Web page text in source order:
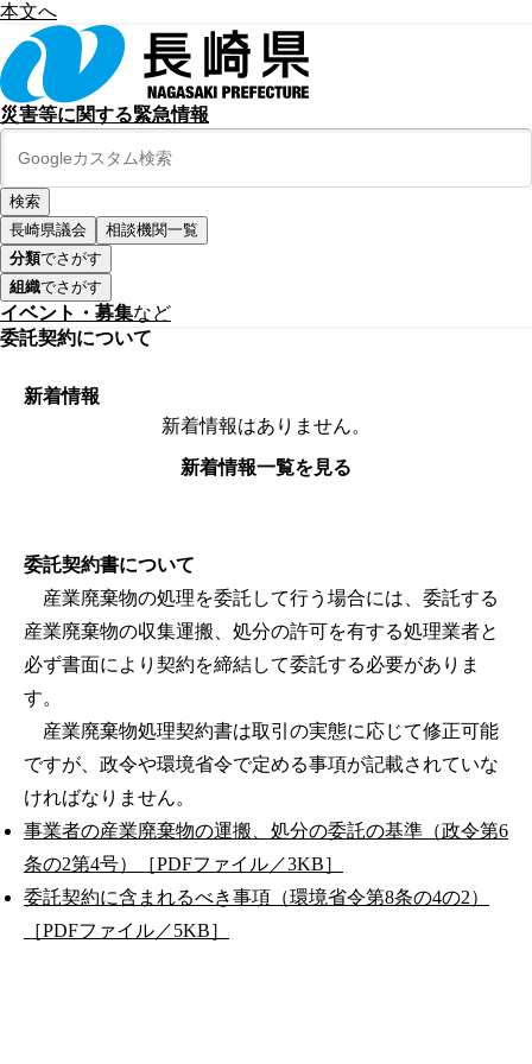
本文へ
災害等に関する緊急情報
長崎県議会
相談機関一覧
分類でさがす
組織でさがす
イベント・募集など
委託契約について
新着情報
新着情報はありません。
新着情報一覧を見る
委託契約書について
産業廃棄物の処理を委託して行う場合には、委託する
産業廃棄物の収集運搬、処分の許可を有する処理業者と
必ず書面により契約を締結して委託する必要がありま
す。
産業廃棄物処理契約書は取引の実態に応じて修正可能
ですが、政令や環境省令で定める事項が記載されていな
ければなりません。
事業者の産業廃棄物の運搬、処分の委託の基準（政令第6
条の2第4号）［PDFファイル／3KB］
委託契約に含まれるべき事項（環境省令第8条の4の2）
［PDFファイル／5KB］